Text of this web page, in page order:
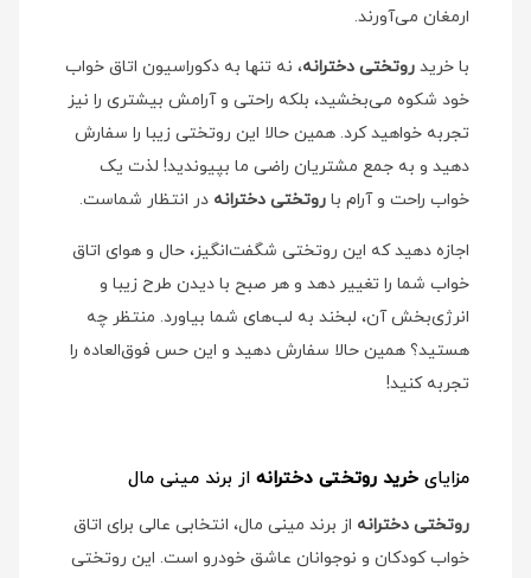
ارمغان می‌آورند.
با خرید روتختی دخترانه، نه تنها به دکوراسیون اتاق خواب
خود شکوه می‌بخشید، بلکه راحتی و آرامش بیشتری را نیز
تجربه خواهید کرد. همین حالا این روتختی زیبا را سفارش
دهید و به جمع مشتریان راضی ما بپیوندید! لذت یک
خواب راحت و آرام با روتختی دخترانه در انتظار شماست.
اجازه دهید که این روتختی شگفت‌انگیز، حال و هوای اتاق
خواب شما را تغییر دهد و هر صبح با دیدن طرح زیبا و
انرژی‌بخش آن، لبخند به لب‌های شما بیاورد. منتظر چه
هستید؟ همین حالا سفارش دهید و این حس فوق‌العاده را
تجربه کنید!
مزایای خرید روتختی دخترانه از برند مینی مال
روتختی دخترانه از برند مینی مال، انتخابی عالی برای اتاق
خواب کودکان و نوجوانان عاشق خودرو است. این روتختی